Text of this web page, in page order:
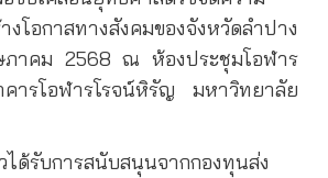
โอกาสทางสังคมของจังหวัดลำปาง
าคม 2568 ณ ห้องประชุมโอฬาร
รโอฬารโรจน์หิรัญ มหาวิทยาลัย
ได้รับการสนับสนุนจากกองทุนส่ง